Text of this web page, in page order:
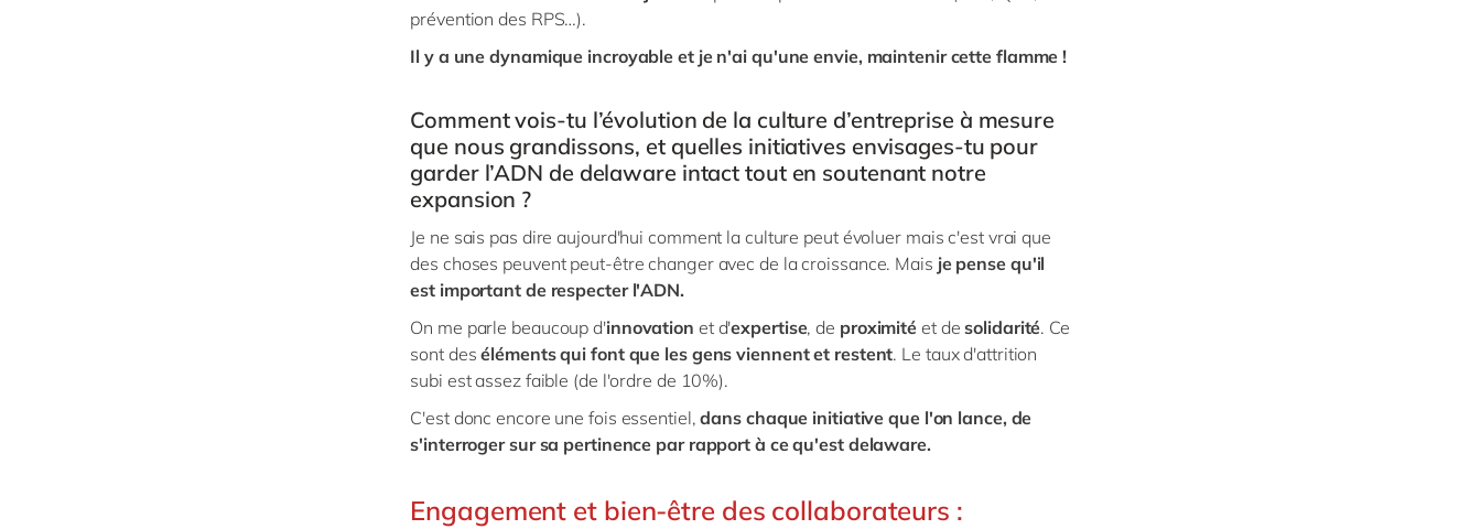
prévention des RPS…).
Il y a une dynamique incroyable et je n'ai qu'une envie, maintenir cette flamme !
Comment vois-tu l’évolution de la culture d’entreprise à mesure
que nous grandissons, et quelles initiatives envisages-tu pour
garder l’ADN de delaware intact tout en soutenant notre
expansion ?
Je ne sais pas dire aujourd'hui comment la culture peut évoluer mais c'est vrai que
des choses peuvent peut-être changer avec de la croissance. Mais je pense qu'il
est important de respecter l'ADN.
On me parle beaucoup d'innovation et d'expertise, de proximité et desolidarité. Ce
sont des éléments qui font que les gens viennent et restent. Le taux d'attrition
subi est assez faible (de l'ordre de 10%).
C'est donc encore une fois essentiel,dans chaque initiative que l'on lance, de
s'interroger sur sa pertinence par rapport à ce qu'est delaware.
Engagement et bien-être des collaborateurs :